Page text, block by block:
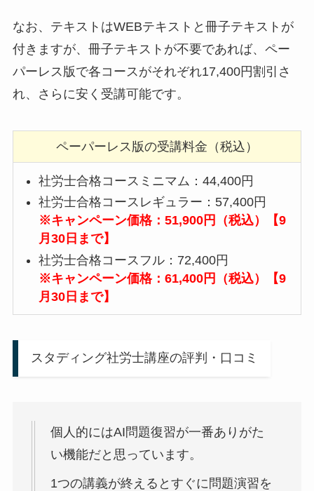
なお、テキストはWEBテキストと冊子テキストが
付きますが、冊子テキストが不要であれば、ペー
パーレス版で各コースがそれぞれ17,400円割引さ
れ、さらに安く受講可能です。
ペーパーレス版の受講料金（税込）
社労士合格コースミニマム：44,400円
社労士合格コースレギュラー：57,400円
※キャンペーン価格：51,900円（税込）【9
月30日まで】
社労士合格コースフル：72,400円
※キャンペーン価格：61,400円（税込）【9
月30日まで】
スタディング社労士講座の評判・口コミ
個人的にはAI問題復習が一番ありがた
い機能だと思っています。
1つの講義が終えるとすぐに問題演習を